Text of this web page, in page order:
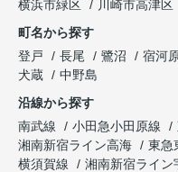
横浜市緑区
川崎市高津区
町名から探す
登戸
長尾 鷺沼 宿河
犬蔵
中野島
沿線から探す
南武線
小田急小田原線
湘南新宿ライン高海
東急
横須賀線
湘南新宿ライン